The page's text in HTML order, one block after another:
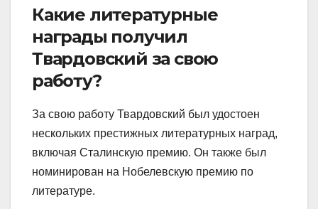
Какие литературные
награды получил
Твардовский за свою
работу?
За свою работу Твардовский был удостоен
нескольких престижных литературных наград,
включая Сталинскую премию. Он также был
номинирован на Нобелевскую премию по
литературе.